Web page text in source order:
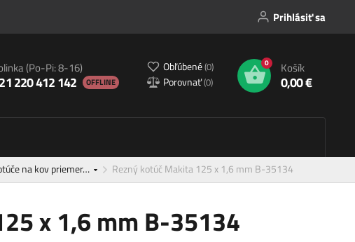
Prihlásiť sa
(Po-Pi: 8-16)
220 412 142 OFFLINE
Obľúbené(0)
Porovnať(0)
0 Košík
0,00 €
na kov priemer… Rezný kotúč Makita 125 x 1,6 mm B-35134
x 1,6 mm B-35134